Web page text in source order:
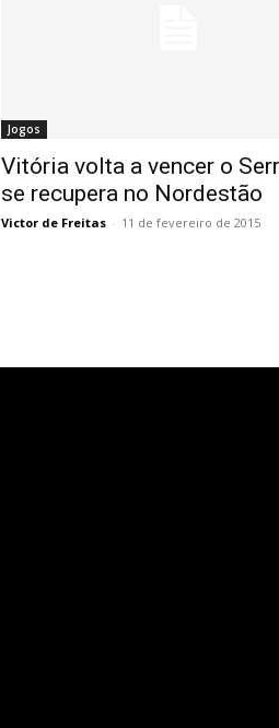
Jogos
Vitória volta a vencer o
se recupera no Nordestão
Victor de Freitas - 11 de fevereiro de 2015